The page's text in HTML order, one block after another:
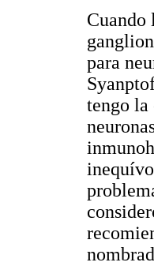
Cuando
para
tengo la